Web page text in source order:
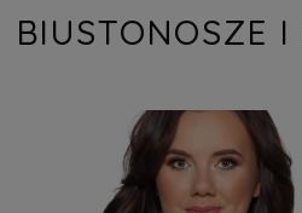
BIUSTONOSZE